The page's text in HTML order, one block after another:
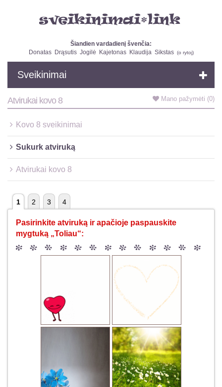
Šiandien vardadienį švenčia:
Donatas
Drąsutis Jogilė Kajetonas Klaudija Sikstas (o rytoj)
Sveikinimai
Mano pažymėti (0)
Atvirukai kovo 8
Kovo 8 sveikinimai
Sukurk atviruką
Atvirukai kovo 8
1 2 3 4
Pasirinkite atviruką ir apačioje paspauskite
mygtuką „Toliau“: